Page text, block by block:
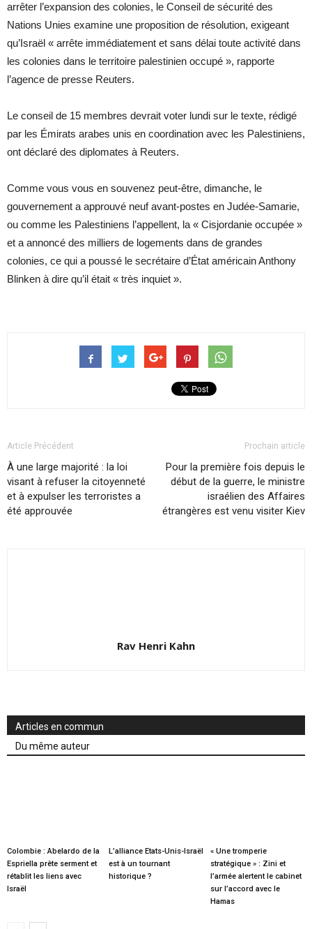
arrêter l’expansion des colonies, le Conseil de sécurité des
Nations Unies examine une proposition de résolution, exigeant
qu’Israël « arrête immédiatement et sans délai toute activité dans
les colonies dans le territoire palestinien occupé », rapporte
l’agence de presse Reuters.
Le conseil de 15 membres devrait voter lundi sur le texte, rédigé
par les Émirats arabes unis en coordination avec les Palestiniens,
ont déclaré des diplomates à Reuters.
Comme vous vous en souvenez peut-être, dimanche, le
gouvernement a approuvé neuf avant-postes en Judée-Samarie,
ou comme les Palestiniens l’appellent, la « Cisjordanie occupée »
et a annoncé des milliers de logements dans de grandes
colonies, ce qui a poussé le secrétaire d’État américain Anthony
Blinken à dire qu’il était « très inquiet ».
Article Précédent
À une large majorité : la loi
visant à refuser la citoyenneté
et à expulser les terroristes a
été approuvée
Prochain article
Pour la première fois depuis le
début de la guerre, le ministre
israélien des Affaires
étrangères est venu visiter Kiev
Rav Henri Kahn
Articles en commun
Du même auteur
Colombie : Abelardo de la
Espriella prête serment et
rétablit les liens avec
Israël
L’alliance Etats-Unis-Israël
est à un tournant
historique ?
« Une tromperie
stratégique » : Zini et
l’armée alertent le cabinet
sur l’accord avec le
Hamas